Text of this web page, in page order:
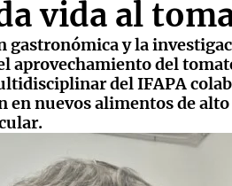
vida al
gastronómica y la
aprovechamiento del
del IFAPA
en nuevos alimentos de